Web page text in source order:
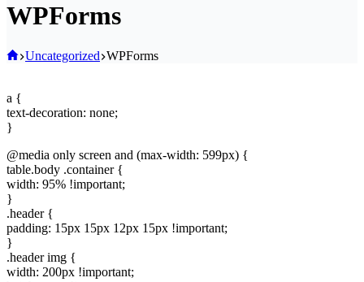
WPForms
Home
Uncategorized WPForms
a {
text-decoration: none;
}
@media only screen and (max-width: 599px) {
table.body .container {
width: 95% !important;
}
.header {
padding: 15px 15px 12px 15px !important;
}
.header img {
width: 200px !important;